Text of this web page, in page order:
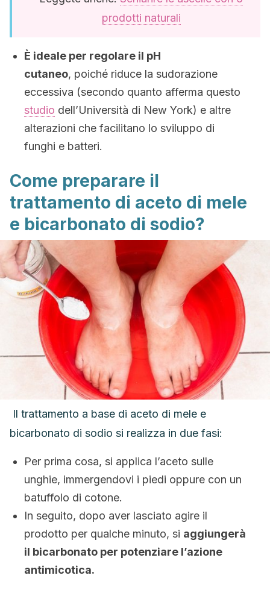
prodotti naturali
È ideale per regolare il pH
cutaneo, poiché riduce la sudorazione
eccessiva (secondo quanto afferma questo
studio dell’Università di New York) e altre
alterazioni che facilitano lo sviluppo di
funghi e batteri.
Come preparare il
trattamento di aceto di mele
e bicarbonato di sodio?
Il trattamento a base di aceto di mele e
bicarbonato di sodio si realizza in due fasi:
Per prima cosa, si applica l’aceto sulle
unghie, immergendovi i piedi oppure con un
batuffolo di cotone.
In seguito, dopo aver lasciato agire il
prodotto per qualche minuto, si aggiungerà
il bicarbonato per potenziare l’azione
antimicotica.